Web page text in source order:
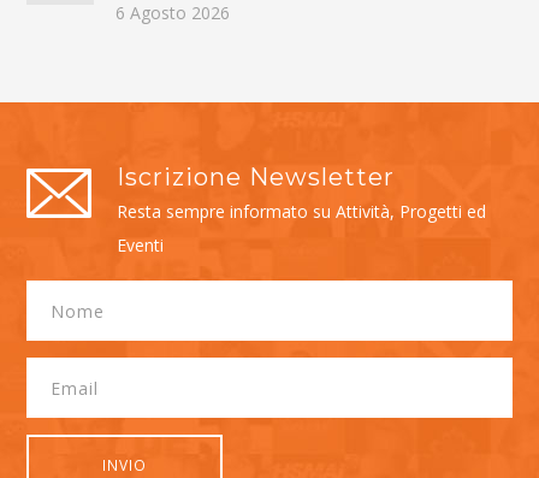
6 Agosto 2026
Iscrizione Newsletter
Resta sempre informato su Attività, Progetti ed
Eventi